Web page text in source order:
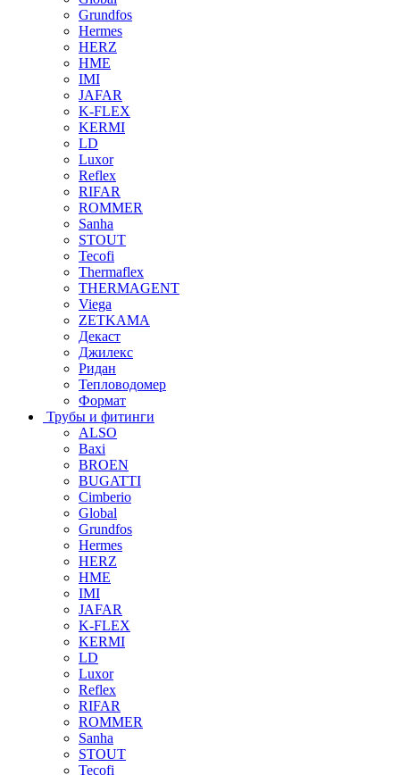
Grundfos
Hermes
HERZ
HME
IMI
JAFAR
K-FLEX
KERMI
LD
Luxor
Reflex
RIFAR
ROMMER
Sanha
STOUT
Tecofi
Thermaflex
THERMAGENT
Viega
ZETKAMA
Декаст
Джилекс
Ридан
Тепловодомер
Формат
Трубы и фитинги
ALSO
Baxi
BROEN
BUGATTI
Cimberio
Global
Grundfos
Hermes
HERZ
HME
IMI
JAFAR
K-FLEX
KERMI
LD
Luxor
Reflex
RIFAR
ROMMER
Sanha
STOUT
Tecofi